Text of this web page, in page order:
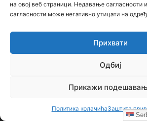
на овој веб страници. Недавање сагласности
сагласности може негативно утицати на
Прихвати
Одбиј
Прикажи
Политика колачићаЗаштита
Контактирајте нас: bojanic73@gmail.com
Контакт
Контакт: тел. +381 652061021
редакција –bojanic73@gmail.com